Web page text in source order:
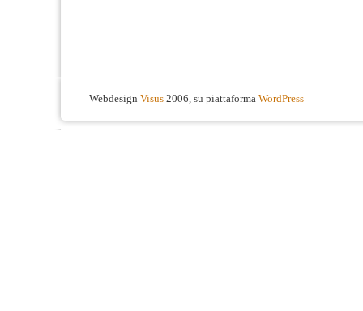
Webdesign Visus 2006, su piattaforma WordPress